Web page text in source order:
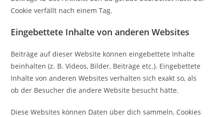
Cookie verfällt nach einem Tag.
Eingebettete Inhalte von anderen Websites
Beiträge auf dieser Website können eingebettete Inhalte
beinhalten (z. B. Videos, Bilder, Beiträge etc.). Eingebettete
Inhalte von anderen Websites verhalten sich exakt so, als
ob der Besucher die andere Website besucht hätte.
Diese Websites können Daten über dich sammeln, Cookies